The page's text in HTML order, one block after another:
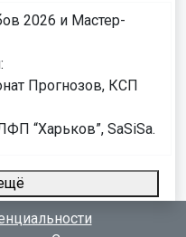
2026 и Мастер-
Прогнозов, КСП
“Харьков”, SaSiSa.